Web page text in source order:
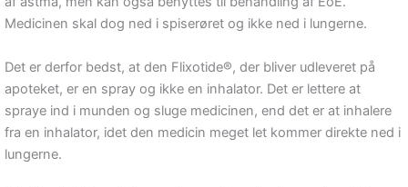
Medicinen skal dog ned i spiserøret og ikke ned i lungerne.
Det er derfor bedst, at den Flixotide®, der bliver udleveret på
apoteket, er en spray og ikke en inhalator. Det er lettere at
spraye ind i munden og sluge medicinen, end det er at inhalere
fra en inhalator, idet den medicin meget let kommer direkte ned i
lungerne.